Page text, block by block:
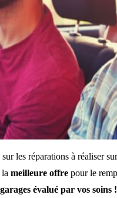
les réparations à réaliser
meilleure offre pour le
garages évalué par vos soins !